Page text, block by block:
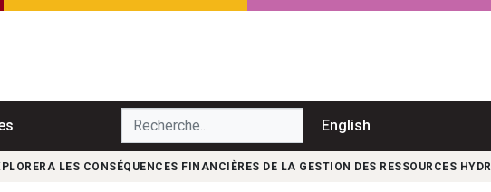
Recherche... English
LES CONSÉQUENCES FINANCIÈRES DE LA GESTION DES RESSOURCES